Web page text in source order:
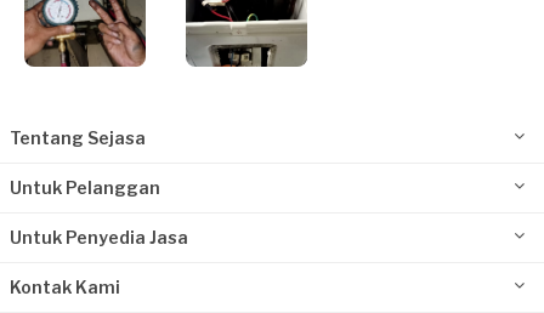
Tentang Sejasa
Untuk Pelanggan
Untuk Penyedia Jasa
Kontak Kami